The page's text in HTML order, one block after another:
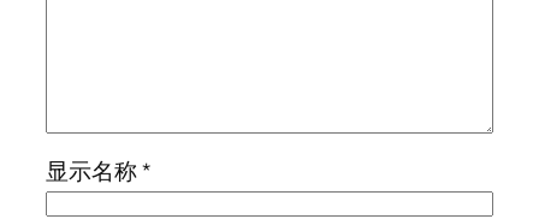
显示名称*